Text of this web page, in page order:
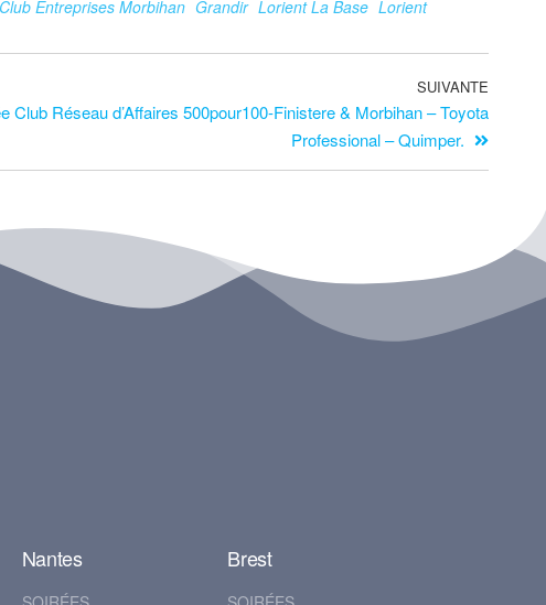
Club Entreprises Morbihan Grandir Lorient La Base Lorient
SUIVANTE
Club Réseau d’Affaires 500pour100-Finistere & Morbihan – Toyota
Professional – Quimper.
Nantes Brest